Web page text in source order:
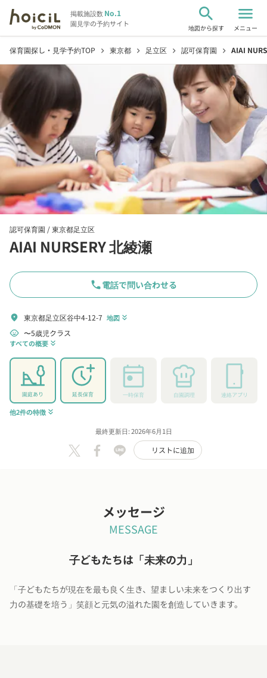
掲載施設数No.1
園見学の予約サイト
search
地図から探す
menu
メニュー
保育園探し・見学予約TOP chevron_right 東京都 chevron_right 足立区 chevron_right 認可保育園 chevron_right AIAI
認可保育園 /東京都足立区
AIAI NURSERY 北綾瀬
phone電話で問い合わせる
location_on 東京都足立区谷中4-12-7 地図 keyboard_double_arrow_down
child_care 〜5歳児クラス
すべての概要 keyboard_double_arrow_down
園庭あり 延長保育 一時保育 自園調理 連絡アプリ
他2件の特徴 keyboard_double_arrow_down
最終更新日: 2026年6月1日
リストに追加
メッセージ
MESSAGE
子どもたちは「未来の力」
「子どもたちが現在を最も良く生き、望ましい未来をつくり出す
力の基礎を培う」笑顔と元気の溢れた園を創造していきます。